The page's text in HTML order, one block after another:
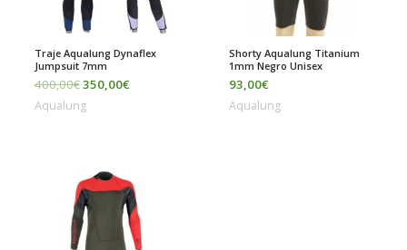
Traje Aqualung Dynaflex
Jumpsuit 7mm
400,00€350,00€
Aqualung
Shorty Aqualung Titanium
1mm Negro Unisex
93,00€
Aqualung